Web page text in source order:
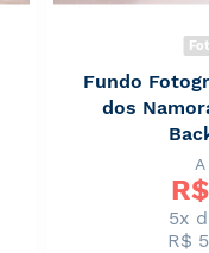
Fundo
dos
R$
5x
R$